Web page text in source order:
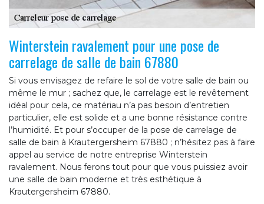
Winterstein ravalement pour une pose de
carrelage de salle de bain 67880
Si vous envisagez de refaire le sol de votre salle de bain ou
même le mur ; sachez que, le carrelage est le revêtement
idéal pour cela, ce matériau n’a pas besoin d’entretien
particulier, elle est solide et a une bonne résistance contre
l’humidité. Et pour s’occuper de la pose de carrelage de
salle de bain à Krautergersheim 67880 ; n’hésitez pas à faire
appel au service de notre entreprise Winterstein
ravalement. Nous ferons tout pour que vous puissiez avoir
une salle de bain moderne et très esthétique à
Krautergersheim 67880.